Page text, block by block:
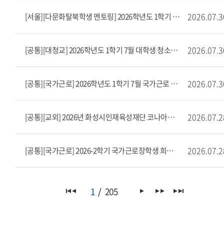
[서울][다문화탈북학생 멘토링] 2026학년도 1학기 7월 다문화탈북학생 멘토링 출근부 마감 안내
[공통][대청교] 2026학년도 1학기 7월 대학생 청소년교육지원장학 출근부 마감 안내
[공통][국가근로] 2026학년도 1학기 7월 국가근로 출근부 마감 안내
[공통][교외] 2026년 화성시인재육성재단 코나아이 소상공인 장학생 모집(~8/11)
[공통][국가근로] 2026-2학기 국가근로장학생 희망근로지 신청 안내
1 205